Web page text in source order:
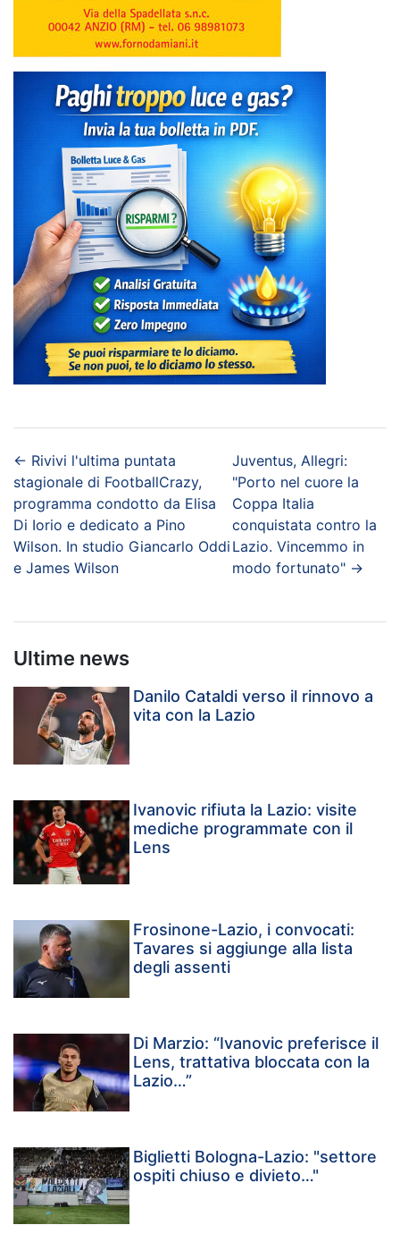
← Rivivi l'ultima puntata
stagionale di FootballCrazy,
programma condotto da Elisa
Di Iorio e dedicato a Pino
Wilson. In studio Giancarlo Oddi
e James Wilson
Juventus, Allegri:
"Porto nel cuore la
Coppa Italia
conquistata contro la
Lazio. Vincemmo in
modo fortunato" →
Ultime news
Danilo Cataldi verso il rinnovo a
vita con la Lazio
Ivanovic rifiuta la Lazio: visite
mediche programmate con il
Lens
Frosinone-Lazio, i convocati:
Tavares si aggiunge alla lista
degli assenti
Di Marzio: “Ivanovic preferisce il
Lens, trattativa bloccata con la
Lazio…”
Biglietti Bologna-Lazio: "settore
ospiti chiuso e divieto…"